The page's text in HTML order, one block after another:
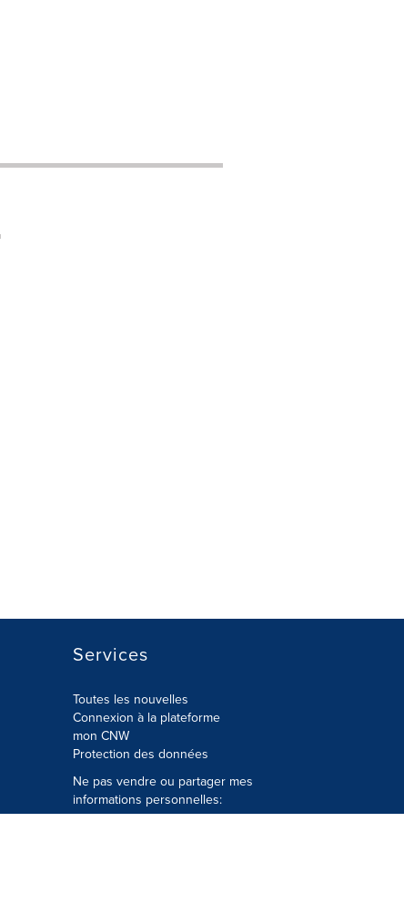
Services
Toutes les nouvelles
Connexion à la plateforme
mon CNW
Protection des données
Ne pas vendre ou partager mes
informations personnelles: